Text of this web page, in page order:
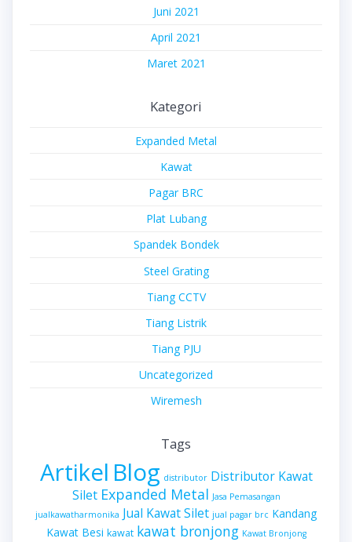
Juni 2021
April 2021
Maret 2021
Kategori
Expanded Metal
Kawat
Pagar BRC
Plat Lubang
Spandek Bondek
Steel Grating
Tiang CCTV
Tiang Listrik
Tiang PJU
Uncategorized
Wiremesh
Tags
Artikel Blog distributor Distributor Kawat
Silet Expanded Metal Jasa Pemasangan
jualkawatharmonika Jual Kawat Silet jual pagar brc Kandang
Kawat Besi kawat kawat bronjong Kawat Bronjong